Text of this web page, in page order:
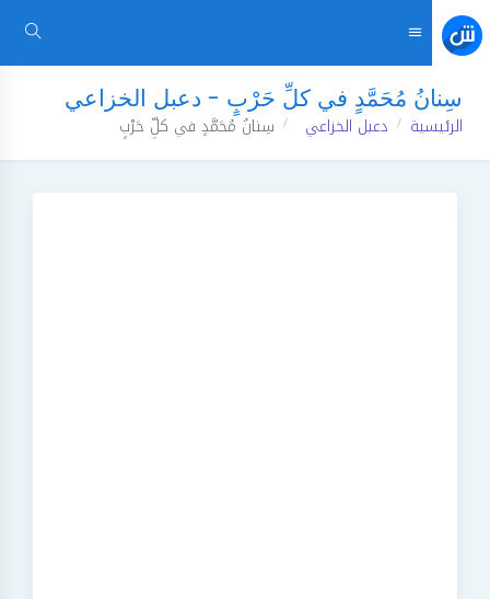
سِنانُ مُحَمَّدٍ في كلِّ حَرْبٍ - دعبل الخزاعي
الرئيسية دعبل الخزاعي سِنانُ مُحَمَّدٍ في كلِّ حَرْبٍ